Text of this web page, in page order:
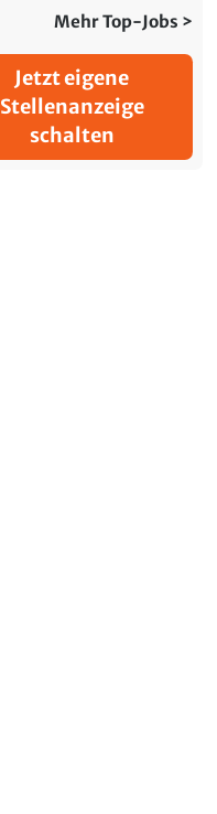
Mehr Top-Jobs >
Jetzt eigene
Stellenanzeige
schalten